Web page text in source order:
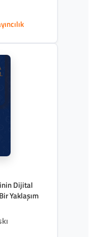
Dijital
Yaklaşım